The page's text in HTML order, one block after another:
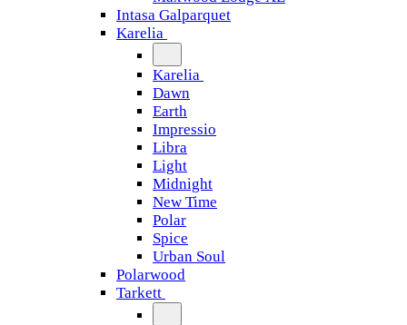
Intasa Galparquet
Karelia
Karelia
Dawn
Earth
Impressio
Libra
Light
Midnight
New Time
Polar
Spice
Urban Soul
Polarwood
Tarkett